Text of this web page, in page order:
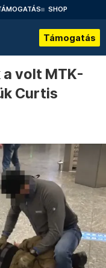
SHOP
Támogatás
volt MTK-
Curtis